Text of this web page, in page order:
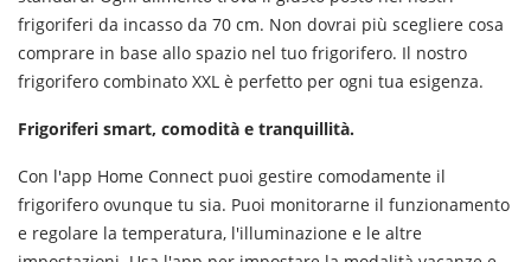
frigoriferi da incasso da 70 cm. Non dovrai più scegliere cosa
comprare in base allo spazio nel tuo frigorifero. Il nostro
frigorifero combinato XXL è perfetto per ogni tua esigenza.
Frigoriferi smart, comodità e tranquillità.
Con l'app Home Connect puoi gestire comodamente il
frigorifero ovunque tu sia. Puoi monitorarne il funzionamento
e regolare la temperatura, l'illuminazione e le altre